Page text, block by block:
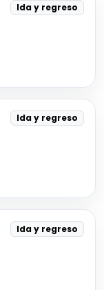
Ida y regreso
Ida y regreso
Ida y regreso